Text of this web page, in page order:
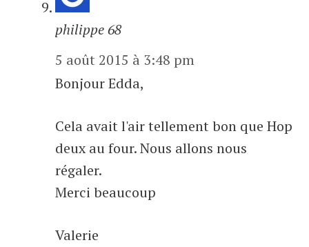
philippe 68
5 août 2015 à 3:48 pm
Bonjour Edda,
Cela avait l'air tellement bon que Hop
deux au four. Nous allons nous
régaler.
Merci beaucoup
Valerie